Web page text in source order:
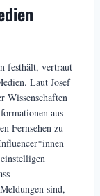
festhält, vertraut
Laut Josef
Wissenschaften
aus
Fernsehen zu
sind,